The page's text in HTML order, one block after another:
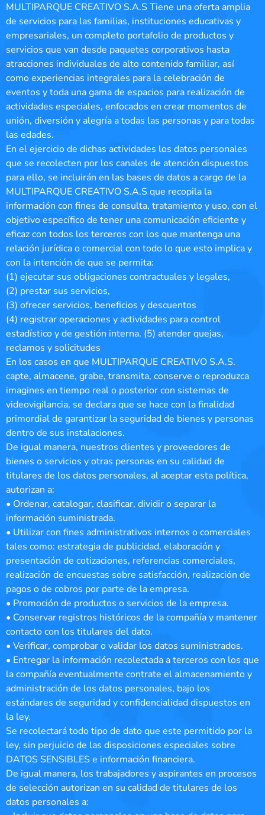
MULTIPARQUE CREATIVO S.A.S Tiene una oferta amplia
de servicios para las familias, instituciones educativas y
empresariales, un completo portafolio de productos y
servicios que van desde paquetes corporativos hasta
atracciones individuales de alto contenido familiar, así
como experiencias integrales para la celebración de
eventos y toda una gama de espacios para realización de
actividades especiales, enfocados en crear momentos de
unión, diversión y alegría a todas las personas y para todas
las edades.
En el ejercicio de dichas actividades los datos personales
que se recolecten por los canales de atención dispuestos
para ello, se incluirán en las bases de datos a cargo de la
MULTIPARQUE CREATIVO S.A.S que recopila la
información con fines de consulta, tratamiento y uso, con el
objetivo específico de tener una comunicación eficiente y
eficaz con todos los terceros con los que mantenga una
relación jurídica o comercial con todo lo que esto implica y
con la intención de que se permita:
(1) ejecutar sus obligaciones contractuales y legales,
(2) prestar sus servicios,
(3) ofrecer servicios, beneficios y descuentos
(4) registrar operaciones y actividades para control
estadístico y de gestión interna. (5) atender quejas,
reclamos y solicitudes
En los casos en que MULTIPARQUE CREATIVO S.A.S.
capte, almacene, grabe, transmita, conserve o reproduzca
imagines en tiempo real o posterior con sistemas de
videovigilancia, se declara que se hace con la finalidad
primordial de garantizar la seguridad de bienes y personas
dentro de sus instalaciones.
De igual manera, nuestros clientes y proveedores de
bienes o servicios y otras personas en su calidad de
titulares de los datos personales, al aceptar esta política,
autorizan a:
• Ordenar, catalogar, clasificar, dividir o separar la
información suministrada.
• Utilizar con fines administrativos internos o comerciales
tales como: estrategia de publicidad, elaboración y
presentación de cotizaciones, referencias comerciales,
realización de encuestas sobre satisfacción, realización de
pagos o de cobros por parte de la empresa.
• Promoción de productos o servicios de la empresa.
• Conservar registros históricos de la compañía y mantener
contacto con los titulares del dato.
• Verificar, comprobar o validar los datos suministrados.
• Entregar la información recolectada a terceros con los que
la compañía eventualmente contrate el almacenamiento y
administración de los datos personales, bajo los
estándares de seguridad y confidencialidad dispuestos en
la ley.
Se recolectará todo tipo de dato que este permitido por la
ley, sin perjuicio de las disposiciones especiales sobre
DATOS SENSIBLES e información financiera.
De igual manera, los trabajadores y aspirantes en procesos
de selección autorizan en su calidad de titulares de los
datos personales a: